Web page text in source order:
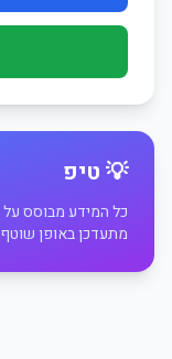
💡 טיפ
כל המידע מבוסס על
מתעדכן באופן